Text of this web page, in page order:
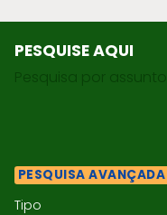
PESQUISE AQUI
Pesquisa por assunto:
PESQUISA AVANÇADA
Tipo